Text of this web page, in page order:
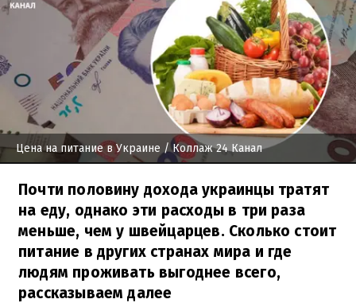
Цена на питание в Украине / Коллаж 24 Канал
Почти половину дохода украинцы тратят
на еду, однако эти расходы в три раза
меньше, чем у швейцарцев. Сколько стоит
питание в других странах мира и где
людям проживать выгоднее всего,
рассказываем далее